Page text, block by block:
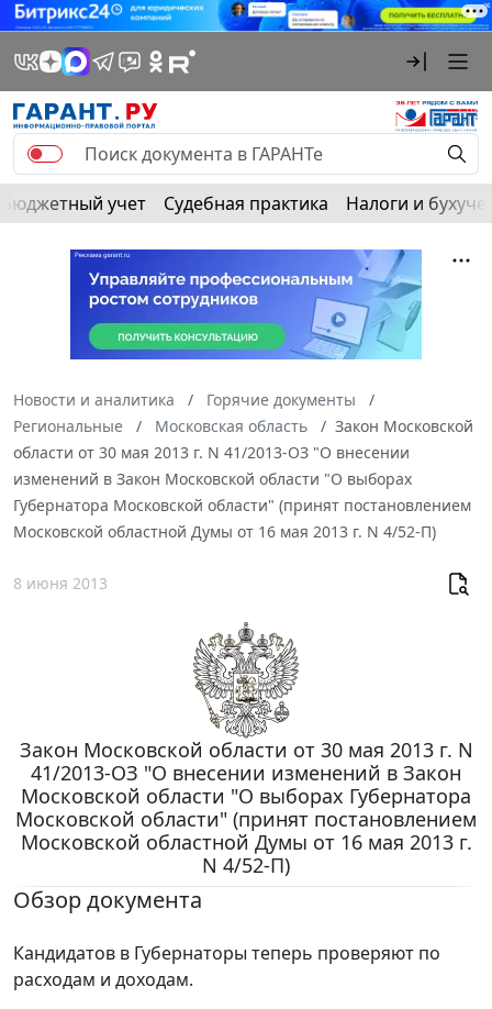
Бюджетный учет Судебная практика Налоги и
Новости и аналитика
Горячие документы
Региональные
Московская область
Закон Московской
области от 30 мая 2013 г. N 41/2013-ОЗ "О внесении
изменений в Закон Московской области "О выборах
Губернатора Московской области" (принят постановлением
Московской областной Думы от 16 мая 2013 г. N 4/52-П)
8 июня 2013
Закон Московской области от 30 мая 2013 г. N
41/2013-ОЗ "О внесении изменений в Закон
Московской области "О выборах Губернатора
Московской области" (принят постановлением
Московской областной Думы от 16 мая 2013 г.
N 4/52-П)
Обзор документа
Кандидатов в Губернаторы теперь проверяют по
расходам и доходам.